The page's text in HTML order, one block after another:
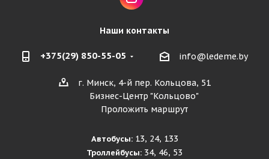
Наши контакты
+375(29) 850-55-05 info@ledeme.by
г. Минск, 4-й пер. Кольцова, 51
Бизнес-Центр "Кольцово"
Проложить маршрут
Автобусы:13, 24, 133
Троллейбусы: 34, 46, 53